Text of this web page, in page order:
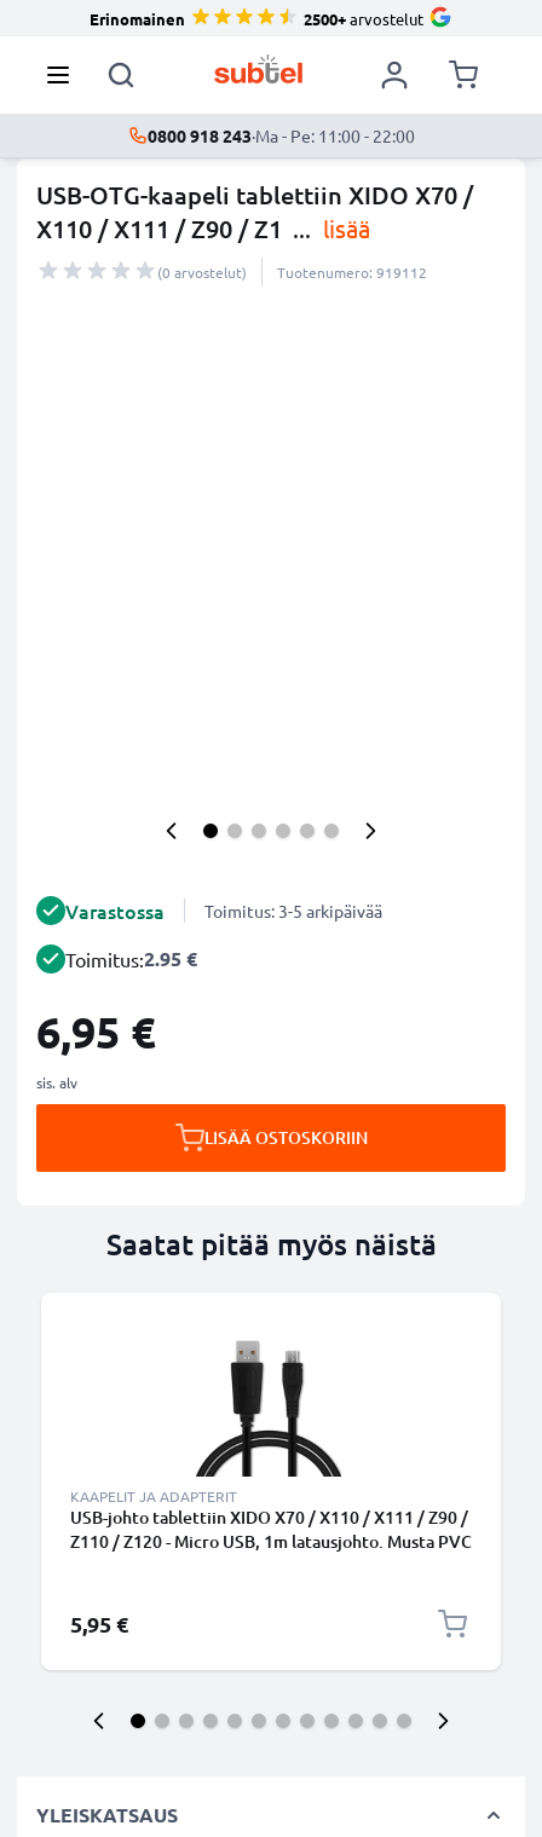
Erinomainen 2500+arvostelut
0800 918 243·Ma - Pe: 11:00 - 22:00
USB-OTG-kaapeli tablettiin XIDO X70 /
X110 / X111 / Z90 / Z1 ... lisää
(0 arvostelut) Tuotenumero: 919112
Varastossa Toimitus: 3-5 arkipäivää
Toimitus:2.95 €
6,95 €
sis. alv
LISÄÄ OSTOSKORIIN
Saatat pitää myös näistä
KAAPELIT JA ADAPTERIT
USB-johto tablettiin XIDO X70 / X110 / X111 / Z90 /
Z110 / Z120 - Micro USB, 1m latausjohto. Musta PVC
5,95 €
YLEISKATSAUS